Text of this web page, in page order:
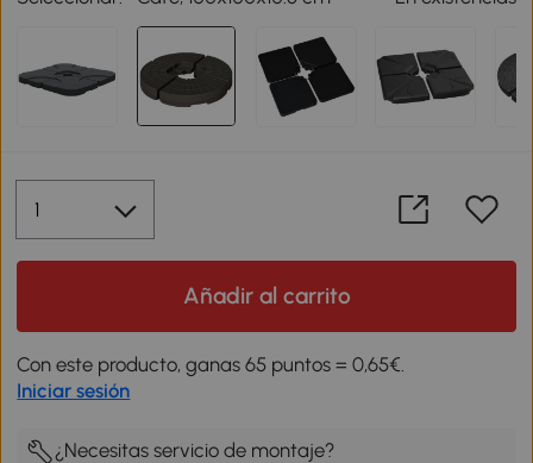
Añadir al carrito
Con este producto, ganas 65 puntos = 0,65€.
Iniciar sesión
¿Necesitas servicio de montaje?